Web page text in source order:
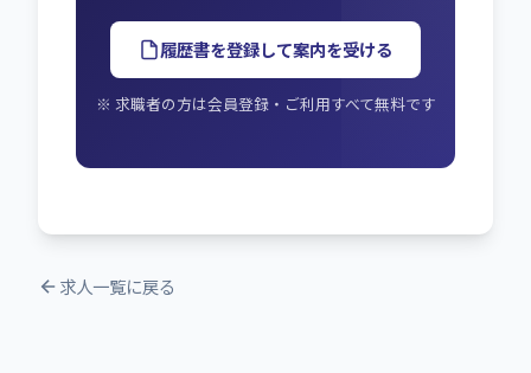
履歴書を登録して案内を受ける
※ 求職者の方は会員登録・ご利用すべて無料です
求人一覧に戻る